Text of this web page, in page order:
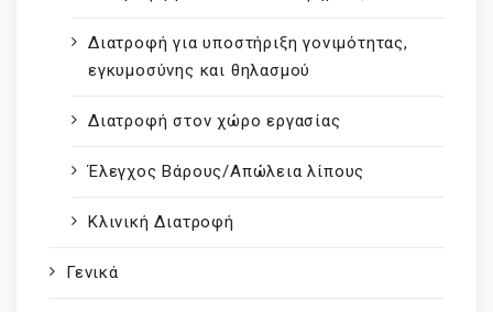
Διατροφή για υποστήριξη γονιμότητας,
εγκυμοσύνης και θηλασμού
Διατροφή στον χώρο εργασίας
Έλεγχος Βάρους/Απώλεια λίπους
Κλινική Διατροφή
Γενικά